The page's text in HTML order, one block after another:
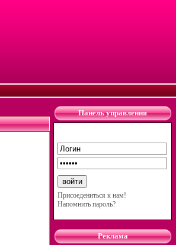
Панель управления
Присоедениться к нам!
Напомнить пароль?
Реклама